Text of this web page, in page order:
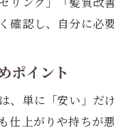
コ
確認し、自分に必
ポイント
、単に「安い」だ
仕上がりや持ちが